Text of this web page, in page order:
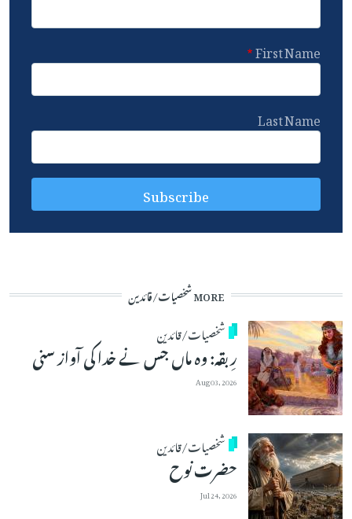
First Name
Last Name
MORE شخصیات/قائدین
شخصیات/قائدین
رِبقہ: وہ ماں جس نے خدا کی آواز سنی
Aug 03, 2026
شخصیات/قائدین
حضرت نوح
Jul 24, 2026